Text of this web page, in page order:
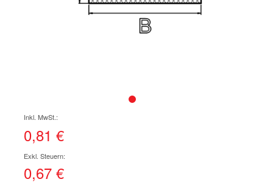
der
Bildgalerie
0,81 €
0,67 €